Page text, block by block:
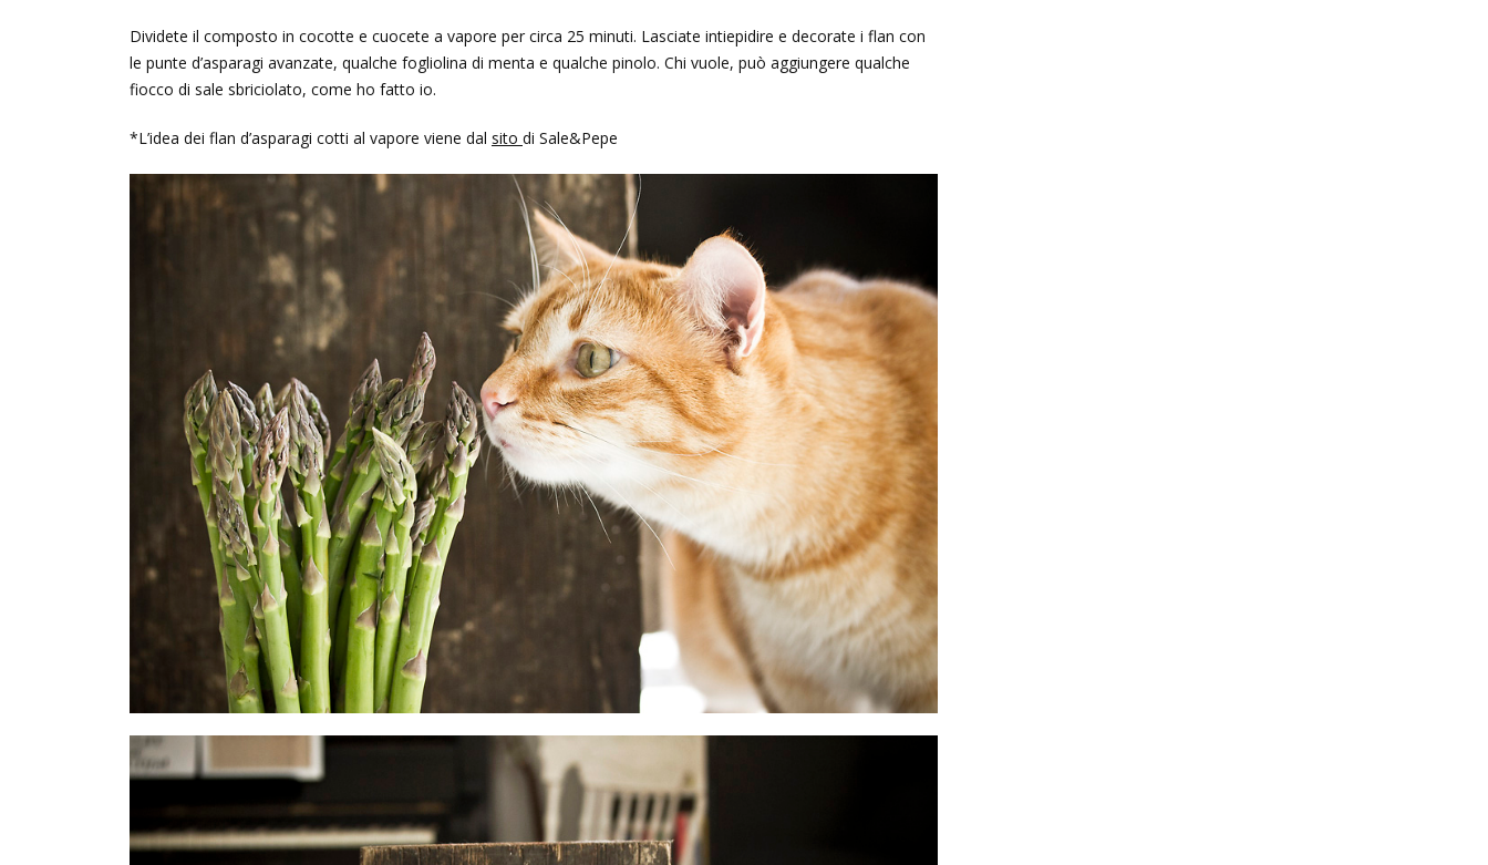
Dividete il composto in cocotte e cuocete a vapore per circa 25 minuti. Lasciate intiepidire e decorate i flan con
le punte d’asparagi avanzate, qualche fogliolina di menta e qualche pinolo. Chi vuole, può aggiungere qualche
fiocco di sale sbriciolato, come ho fatto io.
*L’idea dei flan d’asparagi cotti al vapore viene dal sito di Sale&Pepe